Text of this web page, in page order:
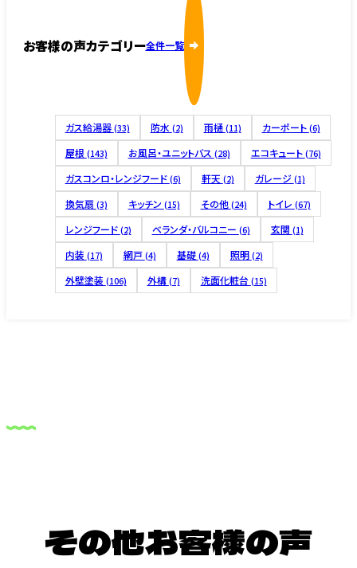
お客様の声カテゴリー全件一覧
ガス給湯器 (33) 防水 (2) 雨樋 (11) カーポート (6)
屋根 (143) お風呂・ユニットバス (28) エコキュート (76)
ガスコンロ・レンジフード (6) 軒天 (2) ガレージ (1)
換気扇 (3) キッチン (15) その他 (24) トイレ (67)
レンジフード (2) ベランダ・バルコニー (6) 玄関 (1)
内装 (17) 網戸 (4) 基礎 (4) 照明 (2)
外壁塗装 (106) 外構 (7) 洗面化粧台 (15)
その他お客様の声